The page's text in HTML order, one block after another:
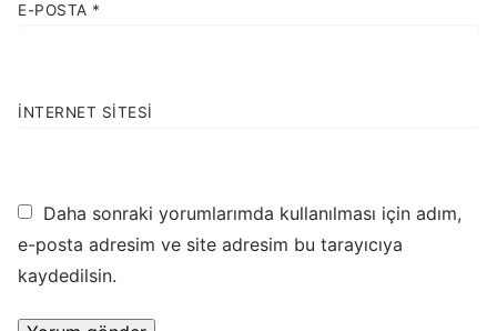
E-POSTA *
İNTERNET SITESI
Daha sonraki yorumlarımda kullanılması için adım,
e-posta adresim ve site adresim bu tarayıcıya
kaydedilsin.